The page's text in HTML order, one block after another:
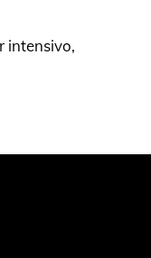
intensivo,